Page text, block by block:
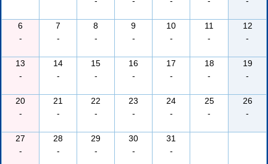
6
-
7
-
8
-
9
-
10
-
11
-
12
-
13
-
14
-
15
-
16
-
17
-
18
-
19
-
20
-
21
-
22
-
23
-
24
-
25
-
26
-
27
-
28
-
29
-
30
-
31
-